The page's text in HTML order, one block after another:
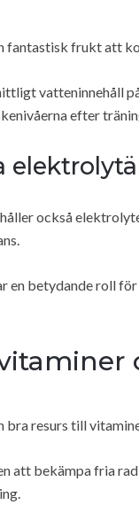
fantastisk frukt att
vatteninnehåll
efter
också
en betydande roll
bra resurs till
att bekämpa fria